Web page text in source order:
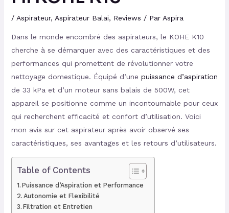
/ Aspirateur, Aspirateur Balai, Reviews / Par Aspira
Dans le monde encombré des aspirateurs, le KOHE K10
cherche à se démarquer avec des caractéristiques et des
performances qui promettent de révolutionner votre
nettoyage domestique. Équipé d’une puissance d’aspiration
de 33 kPa et d’un moteur sans balais de 500W, cet
appareil se positionne comme un incontournable pour ceux
qui recherchent efficacité et confort d’utilisation. Voici
mon avis sur cet aspirateur après avoir observé ses
caractéristiques, ses avantages et les retours d’utilisateurs.
Table of Contents
Puissance d’Aspiration et Performance
Autonomie et Flexibilité
Filtration et Entretien